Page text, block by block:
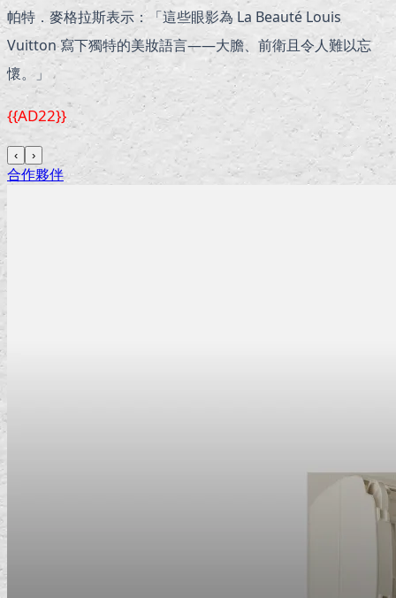
帕特．麥格拉斯表示：「這些眼影為 La Beauté Louis
Vuitton 寫下獨特的美妝語言——大膽、前衛且令人難以忘
懷。」
{{AD22}}
‹ ›
合作夥伴